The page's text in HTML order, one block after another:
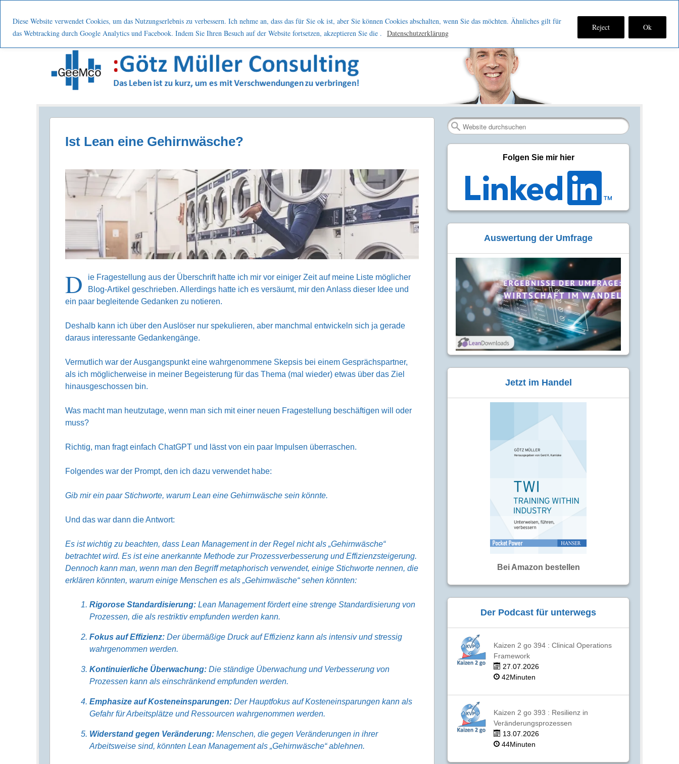
Diese Website verwendet Cookies, um das Nutzungserlebnis zu verbessern. Ich nehme an, dass das für Sie ok ist, aber Sie können Cookies abschalten, wenn Sie das möchten. Ähnliches gilt für
das Webtracking durch Google Analytics und Facebook. Indem Sie Ihren Besuch auf der Website fortsetzen, akzeptieren Sie die . Datenschutzerklärung
Reject Ok
Menu
Start
Leistung Nutzen Über mich Netzwerk Kontakt Blog
Podcast
Fan Verbinden
RSS-
Prozesse . Systematisch . Kontinuierlich . Verbessern
Search
Ist Lean eine Gehirnwäsche?
D
ie Fragestellung aus der Überschrift hatte ich mir vor einiger Zeit auf meine Liste möglicher
Blog-Artikel geschrieben. Allerdings hatte ich es versäumt, mir den Anlass dieser Idee und
ein paar begleitende Gedanken zu notieren.
Deshalb kann ich über den Auslöser nur spekulieren, aber manchmal entwickeln sich ja gerade
daraus interessante Gedankengänge.
Vermutlich war der Ausgangspunkt eine wahrgenommene Skepsis bei einem Gesprächspartner,
als ich möglicherweise in meiner Begeisterung für das Thema (mal wieder) etwas über das Ziel
hinausgeschossen bin.
Was macht man heutzutage, wenn man sich mit einer neuen Fragestellung beschäftigen will oder
muss?
Richtig, man fragt einfach ChatGPT und lässt von ein paar Impulsen überraschen.
Folgendes war der Prompt, den ich dazu verwendet habe:
Gib mir ein paar Stichworte, warum Lean eine Gehirnwäsche sein könnte.
Und das war dann die Antwort:
Es ist wichtig zu beachten, dass Lean Management in der Regel nicht als „Gehirnwäsche“
betrachtet wird. Es ist eine anerkannte Methode zur Prozessverbesserung und Effizienzsteigerung.
Dennoch kann man, wenn man den Begriff metaphorisch verwendet, einige Stichworte nennen, die
erklären könnten, warum einige Menschen es als „Gehirnwäsche“ sehen könnten:
Rigorose Standardisierung: Lean Management fördert eine strenge Standardisierung von
Prozessen, die als restriktiv empfunden werden kann.
Fokus auf Effizienz: Der übermäßige Druck auf Effizienz kann als intensiv und stressig
wahrgenommen werden.
Kontinuierliche Überwachung: Die ständige Überwachung und Verbesserung von
Prozessen kann als einschränkend empfunden werden.
Emphasize auf Kosteneinsparungen: Der Hauptfokus auf Kosteneinsparungen kann als
Gefahr für Arbeitsplätze und Ressourcen wahrgenommen werden.
Widerstand gegen Veränderung: Menschen, die gegen Veränderungen in ihrer
Arbeitsweise sind, könnten Lean Management als „Gehirnwäsche“ ablehnen.
Folgen Sie mir hier
Auswertung der Umfrage
Jetzt im Handel
Bei Amazon bestellen
Der Podcast für unterwegs
Kaizen 2 go 394 : Clinical Operations
Framework
27.07.2026
42Minuten
Kaizen 2 go 393 : Resilienz in
Veränderungsprozessen
13.07.2026
44Minuten